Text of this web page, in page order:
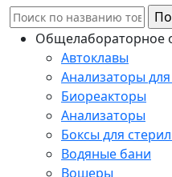
Форма поиска
Поиск
Общелабораторное
Автоклавы
Анализаторы
Биореакторы
Анализаторы
Боксы для
Водяные бани
Вошеры